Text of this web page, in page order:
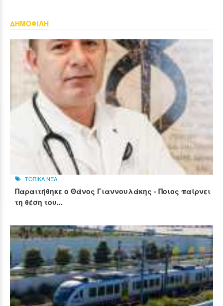
ΔΗΜΟΦΙΛΗ
ΤΟΠΙΚΑ ΝΕΑ
Παραιτήθηκε ο Θάνος Γιαννουλάκης - Ποιος παίρνει
τη θέση του...